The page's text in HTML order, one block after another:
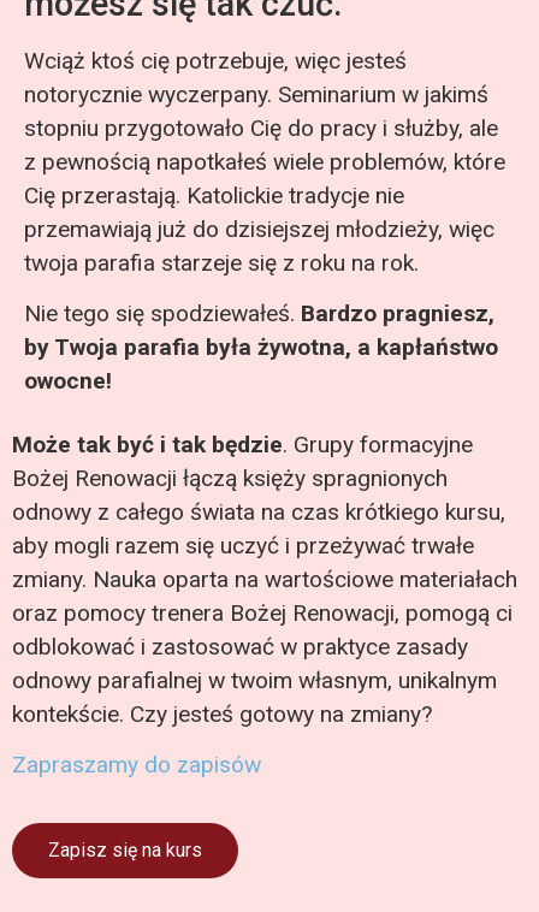
Wciąż ktoś cię potrzebuje, więc jesteś
notorycznie wyczerpany. Seminarium w jakimś
stopniu przygotowało Cię do pracy i służby, ale
z pewnością napotkałeś wiele problemów, które
Cię przerastają. Katolickie tradycje nie
przemawiają już do dzisiejszej młodzieży, więc
twoja parafia starzeje się z roku na rok.
Nie tego się spodziewałeś. Bardzo pragniesz,
by Twoja parafia była żywotna, a kapłaństwo
owocne!
Może tak być i tak będzie. Grupy formacyjne
Bożej Renowacji łączą księży spragnionych
odnowy z całego świata na czas krótkiego kursu,
aby mogli razem się uczyć i przeżywać trwałe
zmiany. Nauka oparta na wartościowe materiałach
oraz pomocy trenera Bożej Renowacji, pomogą ci
odblokować i zastosować w praktyce zasady
odnowy parafialnej w twoim własnym, unikalnym
kontekście. Czy jesteś gotowy na zmiany?
Zapraszamy do zapisów
Zapisz się na kurs